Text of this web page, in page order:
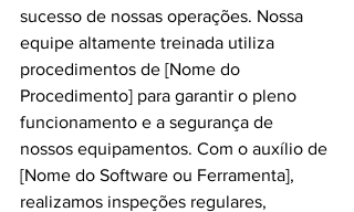
sucesso de nossas operações. Nossa
equipe altamente treinada utiliza
procedimentos de [Nome do
Procedimento] para garantir o pleno
funcionamento e a segurança de
nossos equipamentos. Com o auxílio de
[Nome do Software ou Ferramenta],
realizamos inspeções regulares,